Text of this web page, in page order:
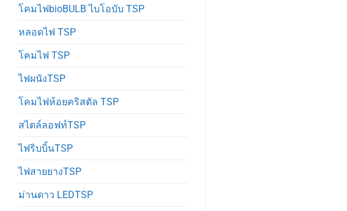
โคมไฟbioBULB ไบโอบับ TSP
หลอดไฟ TSP
โคมไฟ TSP
ไฟผนังTSP
โคมไฟห้อยคริสตัล TSP
สไตล์ลอฟท์TSP
ไฟริบบิ้นTSP
ไฟสายยางTSP
ม่านดาว LEDTSP